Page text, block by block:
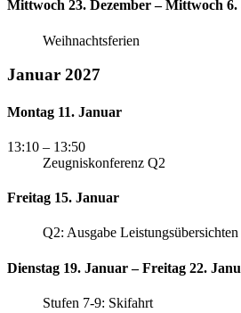
Mittwoch 23. Dezember – Mittwoch
Weihnachtsferien
Januar 2027
Montag 11. Januar
13:10 – 13:50
Zeugniskonferenz Q2
Freitag 15. Januar
Q2: Ausgabe Leistungsübersichten
Dienstag 19. Januar – Freitag 22.
Stufen 7-9: Skifahrt